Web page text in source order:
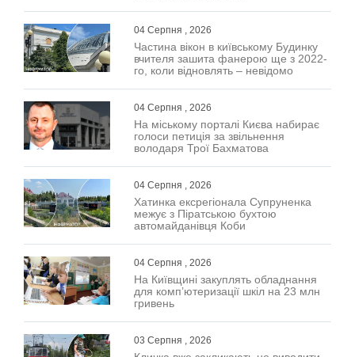
04 Серпня , 2026
Частина вікон в київському Будинку
вчителя зашита фанерою ще з 2022-
го, коли відновлять – невідомо
04 Серпня , 2026
На міському порталі Києва набирає
голоси петиція за звільнення
володаря Трої Бахматова
04 Серпня , 2026
Хатинка ексрегіонала Супруненка
межує з Піратською бухтою
автомайданівця Коби
04 Серпня , 2026
На Київщині закуплять обладнання
для комп’ютеризації шкіл на 23 млн
гривень
03 Серпня , 2026